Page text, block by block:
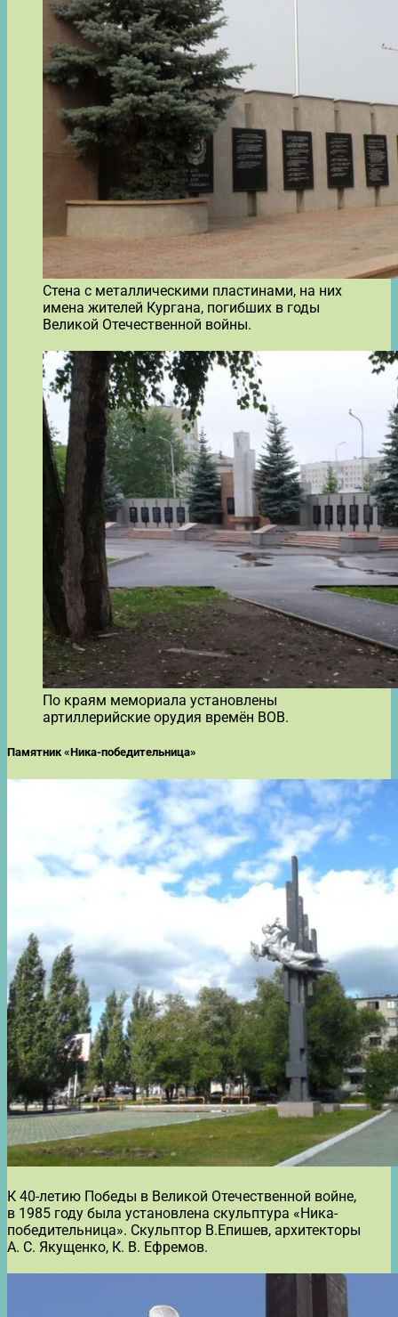
Стена с металлическими пластинами, на них
имена жителей Кургана, погибших в годы
Великой Отечественной войны.
По краям мемориала установлены
артиллерийские орудия времён ВОВ.
Памятник «Ника-победительница»
К 40-летию Победы в Великой Отечественной войне,
в 1985 году была установлена скульптура «Ника-
победительница». Скульптор В.Епишев, архитекторы
А. С. Якущенко, К. В. Ефремов.